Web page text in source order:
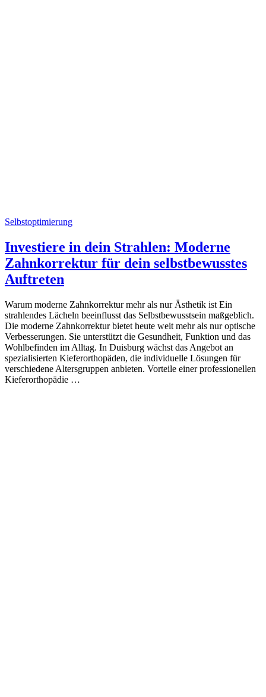
Selbstoptimierung
Investiere in dein Strahlen: Moderne
Zahnkorrektur für dein selbstbewusstes
Auftreten
Warum moderne Zahnkorrektur mehr als nur Ästhetik ist Ein
strahlendes Lächeln beeinflusst das Selbstbewusstsein maßgeblich.
Die moderne Zahnkorrektur bietet heute weit mehr als nur optische
Verbesserungen. Sie unterstützt die Gesundheit, Funktion und das
Wohlbefinden im Alltag. In Duisburg wächst das Angebot an
spezialisierten Kieferorthopäden, die individuelle Lösungen für
verschiedene Altersgruppen anbieten. Vorteile einer professionellen
Kieferorthopädie …